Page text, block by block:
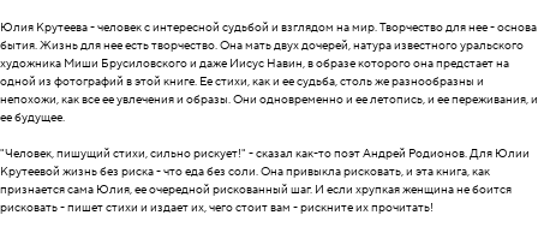
Юлия Крутеева - человек с интересной судьбой и взглядом на мир. Творчество для нее - основа
бытия. Жизнь для нее есть творчество. Она мать двух дочерей, натура известного уральского
художника Миши Брусиловского и даже Иисус Навин, в образе которого она предстает на
одной из фотографий в этой книге. Ее стихи, как и ее судьба, столь же разнообразны и
непохожи, как все ее увлечения и образы. Они одновременно и ее летопись, и ее переживания, и
ее будущее.
"Человек, пишущий стихи, сильно рискует!" - сказал как-то поэт Андрей Родионов. Для Юлии
Крутеевой жизнь без риска - что еда без соли. Она привыкла рисковать, и эта книга, как
признается сама Юлия, ее очередной рискованный шаг. И если хрупкая женщина не боится
рисковать - пишет стихи и издает их, чего стоит вам - рискните их прочитать!